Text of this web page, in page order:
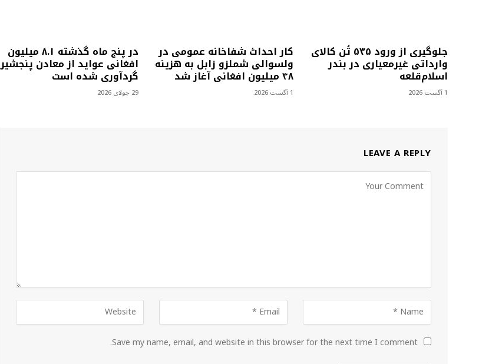
جلوگیری از ورود ۵۳۵ تُن کالای
وارداتی غیرمعیاری در بندر
اسلام‌قلعه
1 آگست 2026
کار احداث شفاخانه عمومی در
ولسوالی شملزو زابل به هزینه
۴۸ میلیون افغانی آغاز شد
1 آگست 2026
در پنج ماه گذشته ۸.۱ میلیون
افغانی عواید از معادن پنجشیر
گردآوری شده است
29 جولای 2026
LEAVE A REPLY
Save my name, email, and website in this browser for the next time I comment.